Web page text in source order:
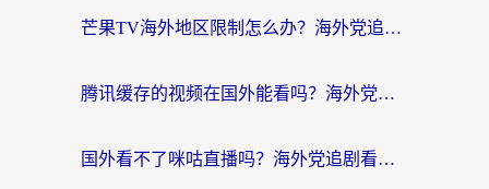
芒果TV海外地区限制怎么办？海外党追剧看片的实用加速器选择指南
腾讯缓存的视频在国外能看吗？海外党追剧看片的终极解决方案
国外看不了咪咕直播吗？海外党追剧看片的加速器选择指南